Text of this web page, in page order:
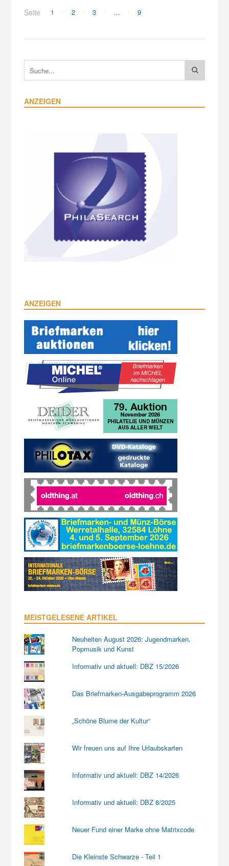
Seite 1 2 3 … 9
ANZEIGEN
ANZEIGEN
MEISTGELESENE ARTIKEL
Neuheiten August 2026: Jugendmarken,
Popmusik und Kunst
Informativ und aktuell: DBZ 15/2026
Das Briefmarken-Ausgabeprogramm 2026
„Schöne Blume der Kultur“
Wir freuen uns auf Ihre Urlaubskarten
Informativ und aktuell: DBZ 14/2026
Informativ und aktuell: DBZ 8/2025
Neuer Fund einer Marke ohne Matrixcode
Die Kleinste Schwarze - Teil 1